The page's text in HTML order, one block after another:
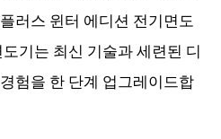
러스 윈터 에디션 전기면도
기는 최신 기술과 세련된 디
험을 한 단계 업그레이드합